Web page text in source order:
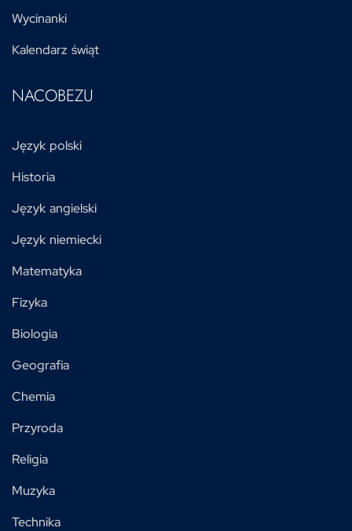
Wycinanki
Kalendarz świąt
NACOBEZU
Język polski
Historia
Język angielski
Język niemiecki
Matematyka
Fizyka
Biologia
Geografia
Chemia
Przyroda
Religia
Muzyka
Technika